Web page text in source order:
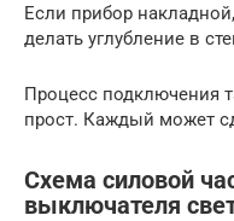
Если прибор
делать углубление в
Процесс подключения
прост. Каждый может
Схема силовой
выключателя